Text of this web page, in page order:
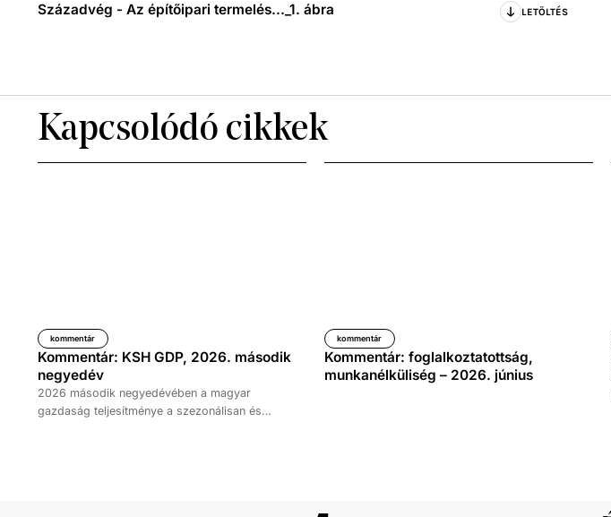
Századvég - Az építőipari termelés..._1. ábra LETÖLTÉS
Kapcsolódó cikkek
kommentár
Kommentár: KSH GDP, 2026. második
negyedév
2026 második negyedévében a magyar
gazdaság teljesítménye a szezonálisan és
kommentár
Kommentár: foglalkoztatottság,
munkanélküliség – 2026. június